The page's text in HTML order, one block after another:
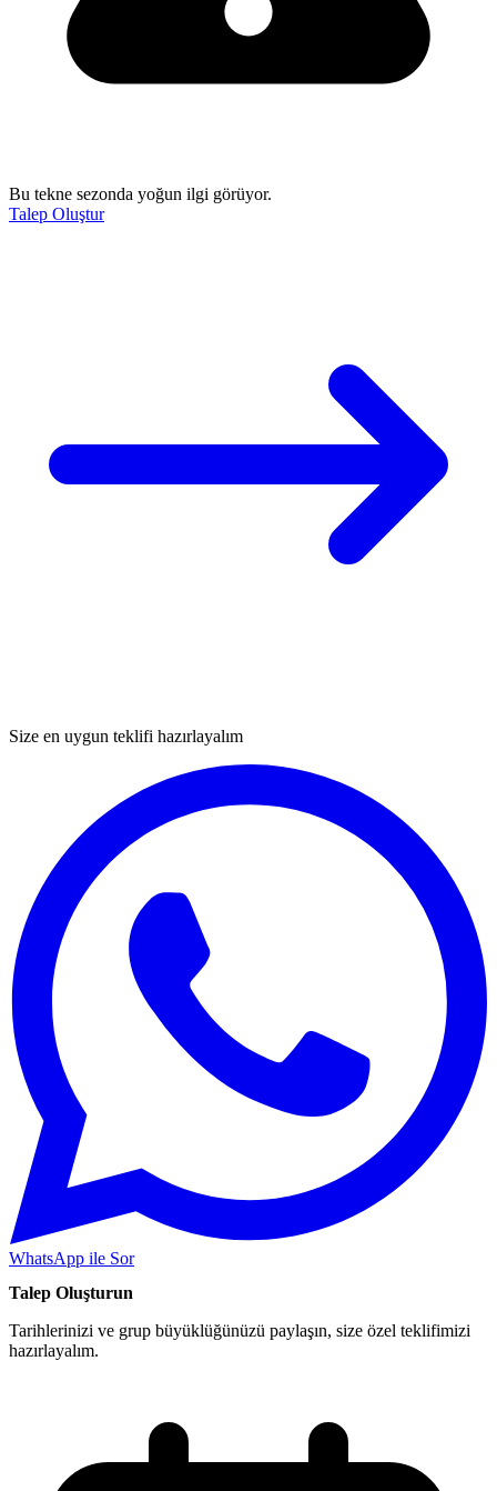
Bu tekne sezonda yoğun ilgi görüyor.
Talep Oluştur
Size en uygun teklifi hazırlayalım
WhatsApp ile Sor
Talep Oluşturun
Tarihlerinizi ve grup büyüklüğünüzü paylaşın, size özel teklifimizi
hazırlayalım.